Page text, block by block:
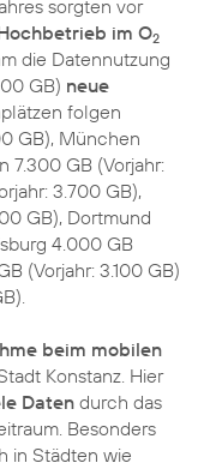
sorgten vor
im O2
die Datennutzung
GB) neue
folgen
GB), München
7.300 GB (Vorjahr:
3.700 GB),
GB), Dortmund
4.000 GB
(Vorjahr: 3.100 GB)
beim mobilen
Konstanz. Hier
Datendurch das
Besonders
in Städten wie